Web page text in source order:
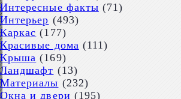
Интересные факты (71)
Интерьер (493)
Каркас (177)
Красивые дома (111)
Крыша (169)
Ландшафт (13)
Материалы (232)
Окна и двери (195)